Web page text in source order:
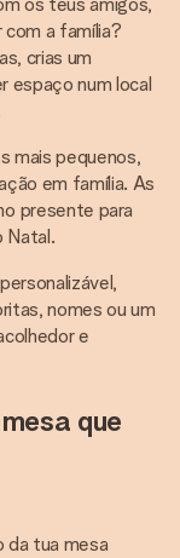
a família?
crias um
espaço num local
mais pequenos,
em família. As
presente para
Natal.
nomes ou um
e
que
da tua mesa